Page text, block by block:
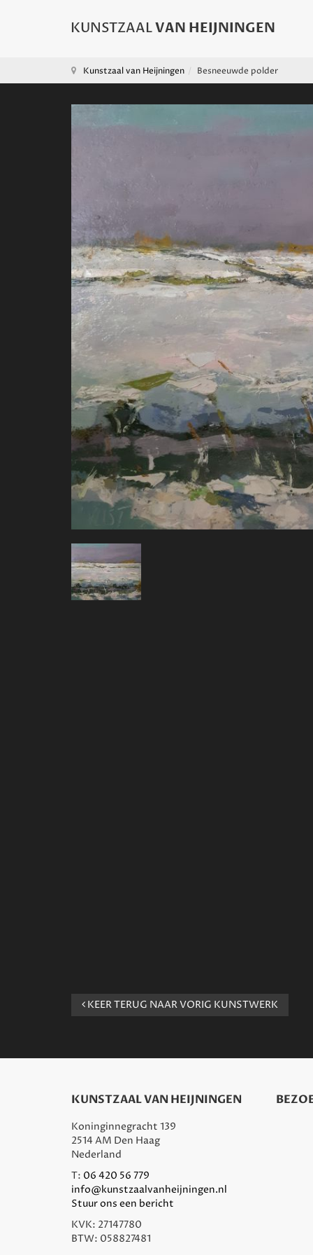
Kunstzaal van Heijningen Besneeuwde polder
KEER TERUG NAAR VORIG KUNSTWERK
KUNSTZAAL VAN HEIJNINGEN
Koninginnegracht 139
2514 AM Den Haag
Nederland
T: 06 420 56 779
info@kunstzaalvanheijningen.nl
Stuur ons een bericht
KVK: 27147780
BTW: 058827481